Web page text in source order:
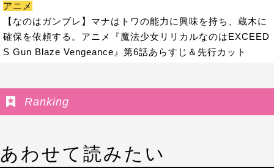
アニメ
【なのはガンブレ】マナはトワの能力に興味を持ち、蔵木に
確保を依頼する。アニメ『魔法少女リリカルなのはEXCEED
S Gun Blaze Vengeance』第6話あらすじ＆先行カット
Ranking
あわせて読みたい